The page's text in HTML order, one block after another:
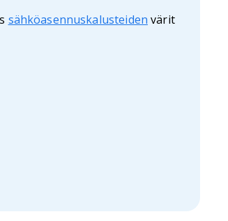
sähköasennuskalusteiden värit